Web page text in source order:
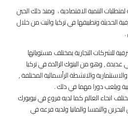
البنك في عام 1957 تلبية لمتطلبات التنمية الاقتصادية ، ومنذ ذلك الحين
الحديثة وتطبيقها في تركيا واثبت من خلال
.
للشركات التجارية بمختلف مستوياتها
عديدة , وهو من البنوك الرائدة في تركيا
والانشطة الرأسمالية المختلفة ,
ويلعب دورا مهما في ذلك .
انحاء العالم كما لديه فروع في نيويورك
والنمسا والمانيا ولديه فرعه في